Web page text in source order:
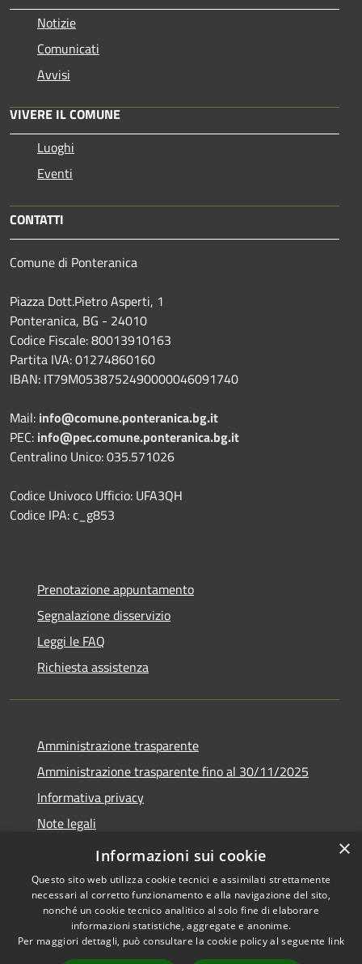
Notizie
Comunicati
Avvisi
VIVERE IL COMUNE
Luoghi
Eventi
CONTATTI
Comune di Ponteranica
Piazza Dott.Pietro Asperti, 1
Ponteranica, BG - 24010
Codice Fiscale: 80013910163
Partita IVA: 01274860160
IBAN: IT79M0538752490000046091740
Mail: info@comune.ponteranica.bg.it
PEC: info@pec.comune.ponteranica.bg.it
Centralino Unico: 035.571026
Codice Univoco Ufficio: UFA3QH
Codice IPA: c_g853
Prenotazione appuntamento
Segnalazione disservizio
Leggi le FAQ
Richiesta assistenza
Amministrazione trasparente
Amministrazione trasparente fino al 30/11/2025
Informativa privacy
Note legali
Dichiarazione di accessibilità
Accessibilità
Copyright © 2026 • Comune di
Ponteranica • Powered by
×
Informazioni sui cookie
Questo sito web utilizza cookie tecnici e assimilati strettamente
necessari al corretto funzionamento e alla navigazione del sito,
nonché un cookie tecnico analitico al solo fine di elaborare
informazioni statistiche, aggregate e anonime.
Per maggiori dettagli, può consultare la cookie policy al seguente link